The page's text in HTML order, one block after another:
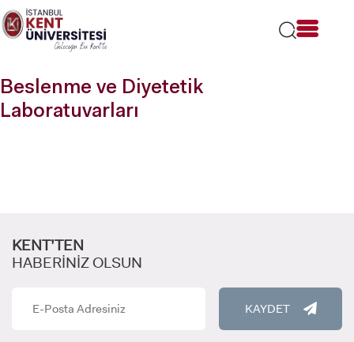
Lütfen
dikkat:
Bu
bir
erişilebilirlik
sistemi
Beslenme ve Diyetetik
Laboratuvarları
KENT’TEN
HABERİNİZ OLSUN
KAYDET